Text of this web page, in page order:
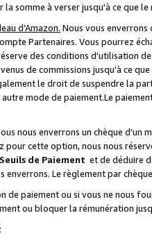
somme à verser jusqu'à ce que
d’Amazon. Nous vous
Partenaires. Vous pourrez
des conditions d'utilisation
de commissions jusqu'à ce
le droit de suspendre la
mode de paiement.Le
nous enverrons un chèque d'un
pour cette option, nous nous
de Paiement et de déduire
enverrons. Le règlement par
de paiement ou si vous ne nous
ou bloquer la rémunération